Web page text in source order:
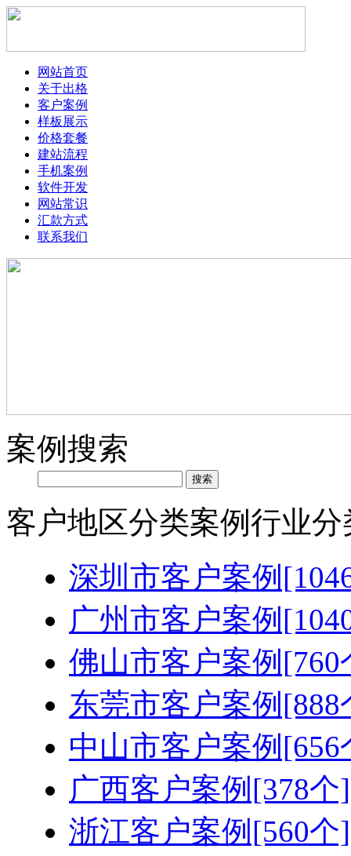
网站首页
关于出格
客户案例
样板展示
价格套餐
建站流程
手机案例
软件开发
网站常识
汇款方式
联系我们
案例搜索
客户地区分类案例行业分
深圳市客户案例
广州市客户案例
佛山市客户案例[760
东莞市客户案例[888
中山市客户案例[656
广西客户案例[378个]
浙江客户案例[560个]